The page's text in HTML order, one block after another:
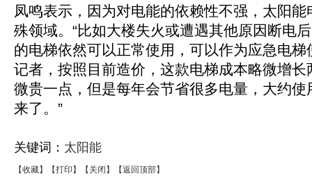
凤鸣表示，因为对电能的依赖性不强，太阳
殊领域。“比如大楼失火或遭遇其他原因断电
的电梯依然可以正常使用，可以作为应急电梯
记者，按照目前造价，这款电梯成本略微增长
微贵一点，但是每年会节省很多电量，大约使
来了。”
关键词： 太阳能
【收藏】 【打印】 【关闭】 【返回顶部】